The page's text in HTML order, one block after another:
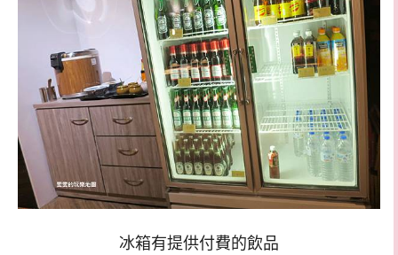
冰箱有提供付費的飲品